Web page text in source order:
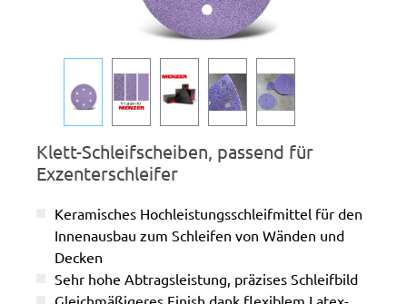
Klett-Schleifscheiben, passend für
Exzenterschleifer
Keramisches Hochleistungsschleifmittel für den
Innenausbau zum Schleifen von Wänden und
Decken
Sehr hohe Abtragsleistung, präzises Schleifbild